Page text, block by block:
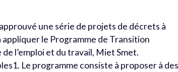
une série de projets de décrets à
le Programme de Transition
l’emploi et du travail, Miet Smet.
Le programme consiste à proposer à des